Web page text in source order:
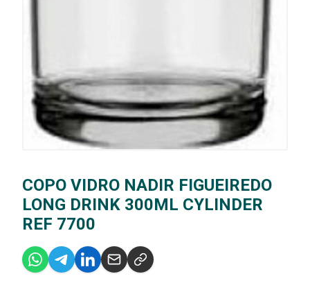
COPO VIDRO NADIR FIGUEIREDO
LONG DRINK 300ML CYLINDER
REF 7700